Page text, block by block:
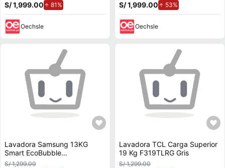
S/ 1,999.00 81%
Oechsle
S/ 1,999.00 53%
Oechsle
Lavadora Samsung 13KG
Smart EcoBubble
WA13CG5441BDPE Gris
S/ 1,299.00
Lavadora TCL Carga Superior
19 Kg F319TLRG Gris
S/ 1,299.00